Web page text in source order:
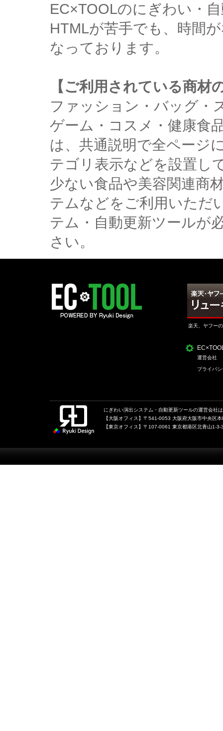
EC×TOOLのにぎわい・
HTMLが苦手でも、時間
なっております。
【ご利用されている商材
ファッション・バッグ・
ゲーム・コスメ・健康食
は、共通説明で全ページ
テゴリ表示などを設置し
少ない食品や美容関連商
テムなどをご利用いただ
テム・自動更新ツールが
さい。
楽天、ヤフー
運営会社
プライバ
にぎわい演出システム・自動更新ツールの運営会
【大阪オフィス】〒541-0053 大阪府大阪市中央区
【東京オフィス】〒107-0061 東京都港区北青山1-